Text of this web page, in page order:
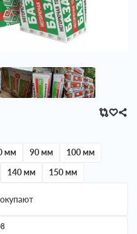
мм 90 мм
100 мм
140 мм 150 мм